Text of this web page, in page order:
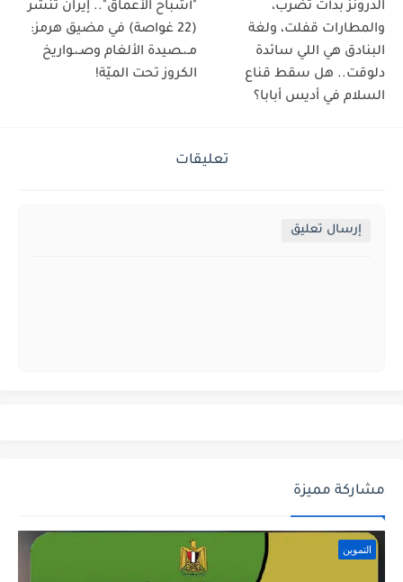
الدرونز بدأت تضرب،
والمطارات قفلت، ولغة
البنادق هي اللي سائدة
دلوقت.. هل سقط قناع
السلام في أديس أبابا؟
"أشباح الأعماق".. إيران تنشر
(22 غواصة) في مضيق هرمز:
مـ،ـصيدة الألغام وصـ،ـواريخ
الكروز تحت الميّة!
تعليقات
إرسال تعليق
مشاركة مميزة
التموين